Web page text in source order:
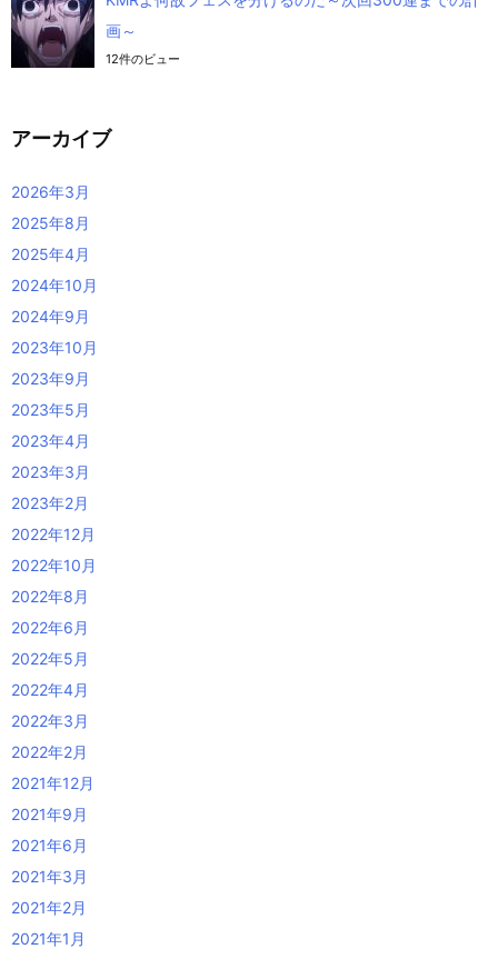
画～
12件のビュー
アーカイブ
2026年3月
2025年8月
2025年4月
2024年10月
2024年9月
2023年10月
2023年9月
2023年5月
2023年4月
2023年3月
2023年2月
2022年12月
2022年10月
2022年8月
2022年6月
2022年5月
2022年4月
2022年3月
2022年2月
2021年12月
2021年9月
2021年6月
2021年3月
2021年2月
2021年1月